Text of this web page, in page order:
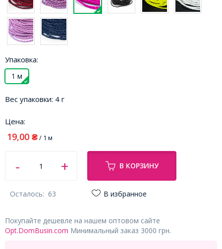
Упаковка:
1 м
Вес упаковки: 4 г
Цена:
19,00 ₴/ 1 м
В КОРЗИНУ
Осталось: 63 В избранное
Покупайте дешевле на нашем оптовом сайте
Opt.DomBusin.com Минимальный заказ 3000 грн.